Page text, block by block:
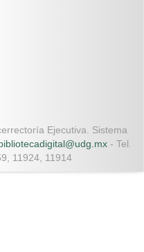
Ejecutiva. Sistema
- Tel.
11924, 11914